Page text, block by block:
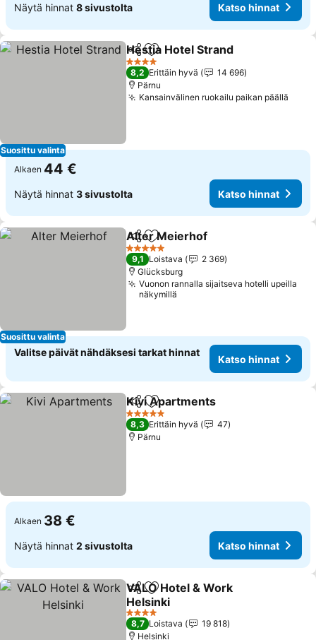
Näytä hinnat 8 sivustolta Katso hinnat
Suosittu valinta
Jaa Lisää suosikkeihin
Hestia Hotel Strand
4 Tähtiluokitus
8,2 Erittäin hyvä
14 696
Pärnu
Kansainvälinen ruokailu paikan päällä
Alkaen 44 €
Näytä hinnat 3 sivustolta Katso hinnat
Suosittu valinta
Jaa Lisää suosikkeihin
Alter Meierhof
5 Tähtiluokitus
9,1 Loistava
2 369
Glücksburg
Vuonon rannalla sijaitseva hotelli upeilla
näkymillä
Valitse päivät nähdäksesi tarkat hinnat
Katso hinnat
Jaa Lisää suosikkeihin
Kivi Apartments
5 Tähtiluokitus
8,3 Erittäin hyvä
47
Pärnu
Alkaen 38 €
Näytä hinnat 2 sivustolta Katso hinnat
Jaa Lisää suosikkeihin
VALO Hotel & Work
Helsinki
4 Tähtiluokitus
8,7 Loistava
19 818
Helsinki